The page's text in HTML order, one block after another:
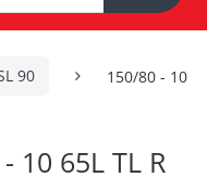
90
150/80 - 10
10 65L TL R